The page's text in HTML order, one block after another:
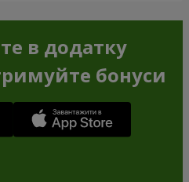
в додатку
бонуси